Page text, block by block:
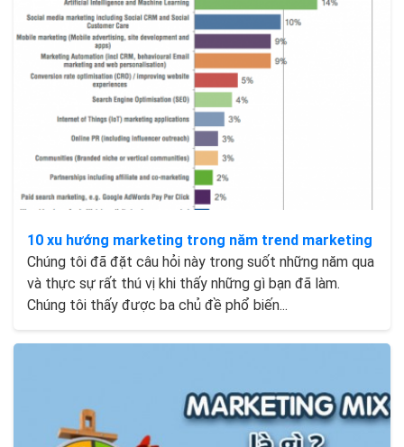
10 xu hướng marketing trong năm trend marketing
Chúng tôi đã đặt câu hỏi này trong suốt những năm qua
và thực sự rất thú vị khi thấy những gì bạn đã làm.
Chúng tôi thấy được ba chủ đề phổ biến...